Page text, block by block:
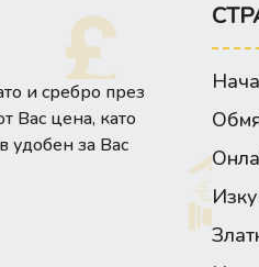
и сребро през
Вас цена, като
удобен за Вас